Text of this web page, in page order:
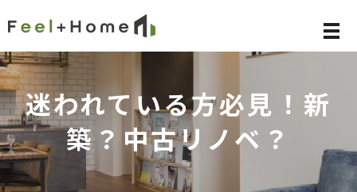
メ
迷われている方必見！新
築？中古リノベ？